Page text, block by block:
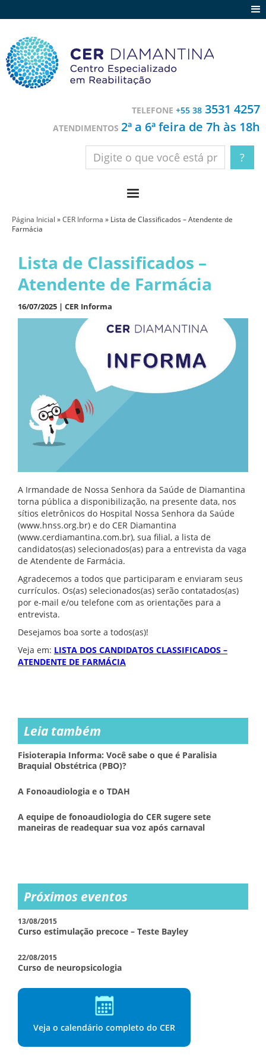
Contato
TELEFONE +55 38 3531 4257
ATENDIMENTOS 2ª a 6ª feira de 7h às 18h
Página Inicial »CER Informa » Lista de Classificados – Atendente de
Farmácia
Lista de Classificados –
Atendente de Farmácia
16/07/2025 | CER Informa
A Irmandade de Nossa Senhora da Saúde de Diamantina
torna pública a disponibilização, na presente data, nos
sítios eletrônicos do Hospital Nossa Senhora da Saúde
(www.hnss.org.br) e do CER Diamantina
(www.cerdiamantina.com.br), sua filial, a lista de
candidatos(as) selecionados(as) para a entrevista da vaga
de Atendente de Farmácia.
Agradecemos a todos que participaram e enviaram seus
currículos. Os(as) selecionados(as) serão contatados(as)
por e-mail e/ou telefone com as orientações para a
entrevista.
Desejamos boa sorte a todos(as)!
Veja em: LISTA DOS CANDIDATOS CLASSIFICADOS –
ATENDENTE DE FARMÁCIA
Leia também
Fisioterapia Informa: Você sabe o que é Paralisia
Braquial Obstétrica (PBO)?
A Fonoaudiologia e o TDAH
A equipe de fonoaudiologia do CER sugere sete
maneiras de readequar sua voz após carnaval
Próximos eventos
13/08/2015
Curso estimulação precoce – Teste Bayley
22/08/2015
Curso de neuropsicologia
Veja o calendário completo do CER